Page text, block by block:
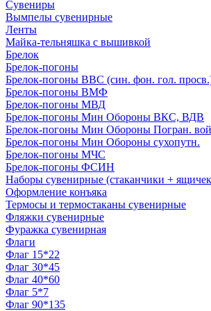
Сувениры
Вымпелы сувенирные
Ленты
Майка-тельняшка с вышивкой
Брелок
Брелок-погоны
Брелок-погоны ВВС (син. фон. гол.
Брелок-погоны ВМФ
Брелок-погоны МВД
Брелок-погоны Мин Обороны ВКС, ВДВ
Брелок-погоны Мин Обороны Погран.
Брелок-погоны Мин Обороны сухопутн.
Брелок-погоны МЧС
Брелок-погоны ФСИН
Наборы сувенирные (стаканчики +
Оформление конъяка
Термосы и термостаканы сувенирные
Фляжки сувенирные
Фуражка сувенирная
Флаги
Флаг 15*22
Флаг 30*45
Флаг 40*60
Флаг 5*7
Флаг 90*135